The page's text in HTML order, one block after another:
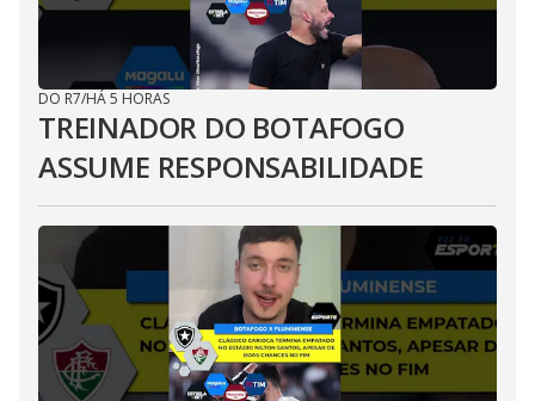
DO R7/HÁ 5 HORAS
TREINADOR DO BOTAFOGO
ASSUME RESPONSABILIDADE